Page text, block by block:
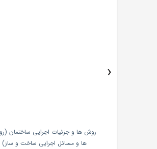
روش ها و جزئیات اجرایی ساختمان
ها و مسائل اجرایی ساخت و ساز)
›